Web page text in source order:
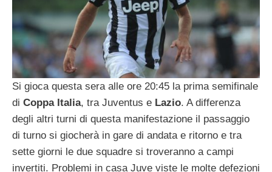
Si gioca questa sera alle ore 20:45 la prima semifinale
di Coppa Italia, tra Juventus e Lazio. A differenza
degli altri turni di questa manifestazione il passaggio
di turno si giocherà in gare di andata e ritorno e tra
sette giorni le due squadre si troveranno a campi
invertiti. Problemi in casa Juve viste le molte defezioni